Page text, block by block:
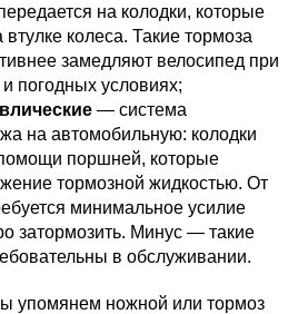
на колодки, которые
колеса. Такие тормоза
замедляют велосипед при
погодных условиях;
— система
на автомобильную: колодки
поршней, которые
тормозной жидкостью. От
минимальное усилие
затормозить. Минус — такие
в обслуживании.
упомянем ножной или тормоз